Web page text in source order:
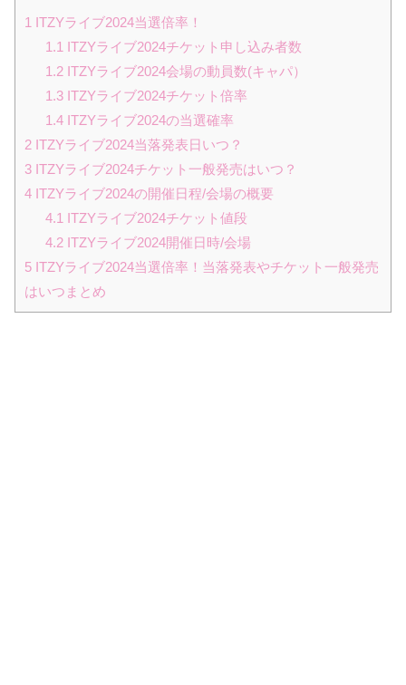
1 ITZYライブ2024当選倍率！
1.1 ITZYライブ2024チケット申し込み者数
1.2ITZYライブ2024会場の動員数(キャパ）
1.3ITZYライブ2024チケット倍率
1.4ITZYライブ2024の当選確率
2 ITZYライブ2024当落発表日いつ？
3 ITZYライブ2024チケット一般発売はいつ？
4 ITZYライブ2024の開催日程/会場の概要
4.1 ITZYライブ2024チケット値段
4.2ITZYライブ2024開催日時/会場
5 ITZYライブ2024当選倍率！当落発表やチケット一般発売
はいつまとめ